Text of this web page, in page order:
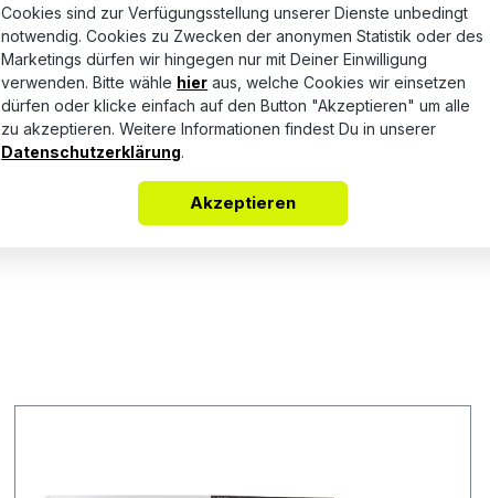
Bewertungen nur in der aktuellen Sprache anzeigen.
Keine Bewertungen gefunden. Teile Deine Erfahrungen mit
Cookies sind zur Verfügungsstellung unserer Dienste unbedingt
notwendig. Cookies zu Zwecken der anonymen Statistik oder des
Marketings dürfen wir hingegen nur mit Deiner Einwilligung
verwenden. Bitte wähle hier aus, welche Cookies wir einsetzen
dürfen oder klicke einfach auf den Button "Akzeptieren" um alle
zu akzeptieren. Weitere Informationen findest Du in unserer
Datenschutzerklärung.
Akzeptieren